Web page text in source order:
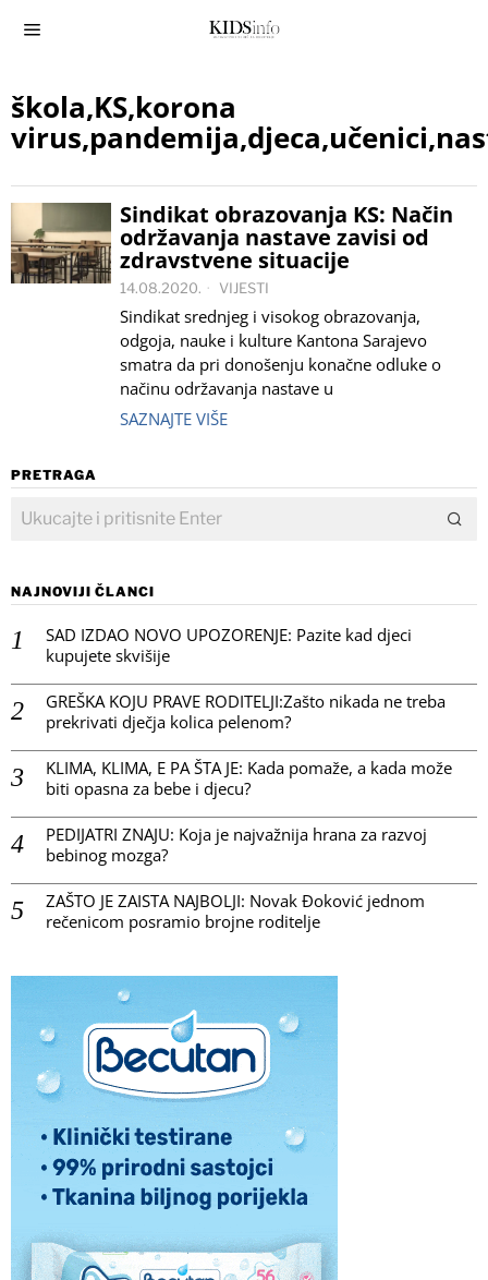
škola,KS,korona
Sindikat obrazovanja KS: Način
održavanja nastave zavisi od
zdravstvene situacije
14.08.2020. VIJESTI
Sindikat srednjeg i visokog obrazovanja,
odgoja, nauke i kulture Kantona Sarajevo
smatra da pri donošenju konačne odluke o
načinu održavanja nastave u
SAZNAJTE VIŠE
PRETRAGA
NAJNOVIJI ČLANCI
SAD IZDAO NOVO UPOZORENJE: Pazite kad djeci
kupujete skvišije
GREŠKA KOJU PRAVE RODITELJI:Zašto nikada ne treba
prekrivati dječja kolica pelenom?
KLIMA, KLIMA, E PA ŠTA JE: Kada pomaže, a kada može
biti opasna za bebe i djecu?
PEDIJATRI ZNAJU: Koja je najvažnija hrana za razvoj
bebinog mozga?
ZAŠTO JE ZAISTA NAJBOLJI: Novak Đoković jednom
rečenicom posramio brojne roditelje